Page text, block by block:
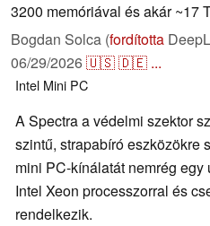
3200 memóriával és akár ~17
Bogdan Solca (fordította
06/29/2026🇺🇸🇩🇪 ...
Intel Mini PC
A Spectra a védelmi szektor
szintű, strapabíró eszközökre
mini PC-kínálatát nemrég
Intel Xeon processzorral és
rendelkezik.